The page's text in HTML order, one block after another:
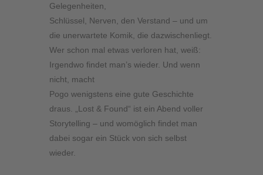
Gelegenheiten,
Schlüssel, Nerven, den Verstand – und um
die unerwartete Komik, die dazwischenliegt.
Wer schon mal etwas verloren hat, weiß:
Irgendwo findet man’s wieder. Und wenn
nicht, macht
Pogo wenigstens eine gute Geschichte
draus. „Lost & Found“ ist ein Abend voller
Storytelling – und womöglich findet man
dabei sogar ein Stück von sich selbst
wieder.